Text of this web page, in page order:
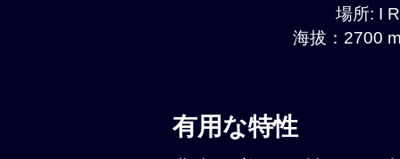
場所: I
海拔：2700
有用な特性